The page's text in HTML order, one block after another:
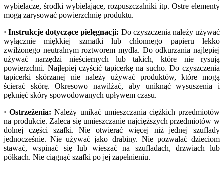
wybielacze, środki wybielające, rozpuszczalniki itp. Ostre elementy
mogą zarysować powierzchnię produktu.
· Instrukcje dotyczące pielęgnacji: Do czyszczenia należy używać
wyłącznie miękkiej szmatki lub chłonnego papieru lekko
zwilżonego neutralnym roztworem mydła. Do odkurzania najlepiej
używać narzędzi nieściernych lub takich, które nie rysują
powierzchni. Najlepiej czyścić tapicerkę na sucho. Do czyszczenia
tapicerki skórzanej nie należy używać produktów, które mogą
ścierać skórę. Okresowo nawilżać, aby uniknąć wysuszenia i
pęknięć skóry spowodowanych upływem czasu.
· Ostrzeżenia: Należy unikać umieszczania ciężkich przedmiotów
na produkcie. Zaleca się umieszczanie najcięższych przedmiotów w
dolnej części szafki. Nie otwierać więcej niż jednej szuflady
jednocześnie. Nie używać jako drabiny. Nie pozwalać dzieciom
stawać, wspinać się lub wieszać na szufladach, drzwiach lub
półkach. Nie ciągnąć szafki po jej zapełnieniu.